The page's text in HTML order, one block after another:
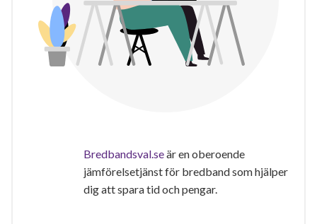
Bredbandsval.seär en oberoende
jämförelsetjänst för bredband som hjälper
dig att spara tid och pengar.